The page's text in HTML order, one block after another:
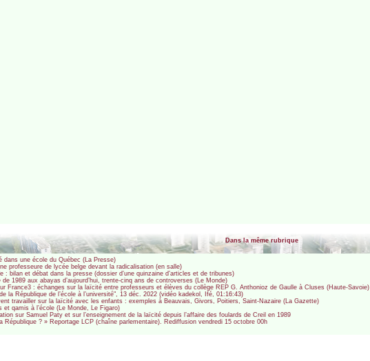
Dans la même rubrique
dans une école du Québec (La Presse)
professeure de lycée belge devant la radicalisation (en salle)
: bilan et débat dans la presse (dossier d’une quinzaine d’articles et de tribunes)
1989 aux abayas d’aujourd’hui, trente-cinq ans de controverses (Le Monde)
France3 : échanges sur la laïcité entre professeurs et élèves du collège REP G. Anthonioz de Gaulle à Cluses (Haute-Savoie)
la République de l’école à l’université", 13 déc. 2022 (vidéo kadekol, Ifé, 01:16:43)
travailler sur la laïcité avec les enfants : exemples à Beauvais, Givors, Poitiers, Saint-Nazaire (La Gazette)
qamis à l’école (Le Monde, Le Figaro)
sur Samuel Paty et sur l’enseignement de la laïcité depuis l’affaire des foulards de Creil en 1989
République ? » Reportage LCP (chaîne parlementaire). Rediffusion vendredi 15 octobre 00h